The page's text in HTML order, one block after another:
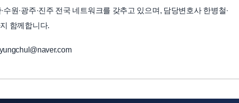
수원·광주·진주 전국 네트워크를 갖추고 있으며, 담당변호사 한병철·
함께합니다.